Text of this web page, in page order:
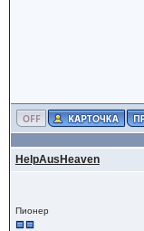
HelpAusHeaven
Пионер